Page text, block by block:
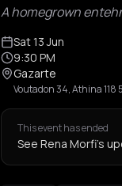
A homegrown
Sat 13 Jun
9:30 PM
Gazarte
Voutadon 34, Athina 118
This event has ended
See Rena Morfi's